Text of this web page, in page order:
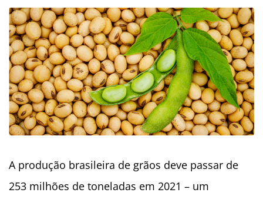
A produção brasileira de grãos deve passar de
253 milhões de toneladas em 2021 – um